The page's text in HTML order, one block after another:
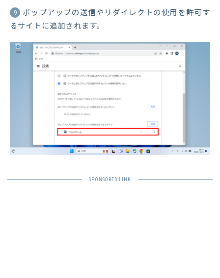
9
ポップアップの送信やリダイレクトの使用を許可す
るサイトに追加されます。